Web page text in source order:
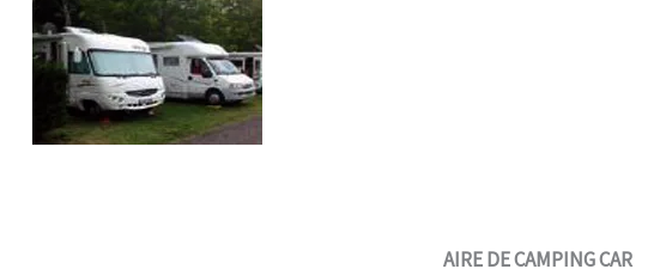
AIRE DE CAMPING CAR